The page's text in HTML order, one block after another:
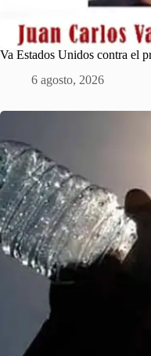
Va Estados Unidos contra el
6 agosto, 2026